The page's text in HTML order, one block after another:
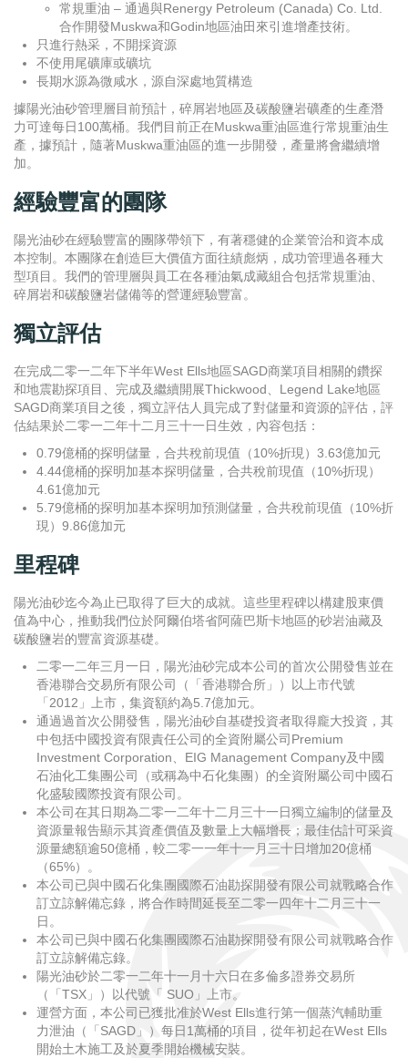
常規重油 – 通過與Renergy Petroleum (Canada) Co. Ltd.
合作開發Muskwa和Godin地區油田來引進增產技術。
只進行熱采，不開採資源
不使用尾礦庫或礦坑
長期水源為微咸水，源自深處地質構造
據陽光油砂管理層目前預計，碎屑岩地區及碳酸鹽岩礦產的生產潛
力可達每日100萬桶。我們目前正在Muskwa重油區進行常規重油生
產，據預計，隨著Muskwa重油區的進一步開發，產量將會繼續增
加。
經驗豐富的團隊
陽光油砂在經驗豐富的團隊帶領下，有著穩健的企業管治和資本成
本控制。本團隊在創造巨大價值方面往績彪炳，成功管理過各種大
型項目。我們的管理層與員工在各種油氣成藏組合包括常規重油、
碎屑岩和碳酸鹽岩儲備等的營運經驗豐富。
獨立評估
在完成二零一二年下半年West Ells地區SAGD商業項目相關的鑽探
和地震勘探項目、完成及繼續開展Thickwood、Legend Lake地區
SAGD商業項目之後，獨立評估人員完成了對儲量和資源的評估，評
估結果於二零一二年十二月三十一日生效，內容包括：
0.79億桶的探明儲量，合共稅前現值（10%折現）3.63億加元
4.44億桶的探明加基本探明儲量，合共稅前現值（10%折現）
4.61億加元
5.79億桶的探明加基本探明加預測儲量，合共稅前現值（10%折
現）9.86億加元
里程碑
陽光油砂迄今為止已取得了巨大的成就。這些里程碑以構建股東價
值為中心，推動我們位於阿爾伯塔省阿薩巴斯卡地區的砂岩油藏及
碳酸鹽岩的豐富資源基礎。
二零一二年三月一日，陽光油砂完成本公司的首次公開發售並在
香港聯合交易所有限公司（「香港聯合所」）以上市代號
「2012」上市，集資額約為5.7億加元。
通過過首次公開發售，陽光油砂自基礎投資者取得龐大投資，其
中包括中國投資有限責任公司的全資附屬公司Premium
Investment Corporation、EIG Management Company及中國
石油化工集團公司（或稱為中石化集團）的全資附屬公司中國石
化盛駿國際投資有限公司。
本公司在其日期為二零一二年十二月三十一日獨立編制的儲量及
資源量報告顯示其資產價值及數量上大幅增長；最佳估計可采資
源量總額逾50億桶，較二零一一年十一月三十日增加20億桶
（65%）。
本公司已與中國石化集團國際石油勘探開發有限公司就戰略合作
訂立諒解備忘錄，將合作時間延長至二零一四年十二月三十一
日。
本公司已與中國石化集團國際石油勘探開發有限公司就戰略合作
訂立諒解備忘錄。
陽光油砂於二零一二年十一月十六日在多倫多證券交易所
（「TSX」）以代號「 SUO」上市。
運營方面，本公司已獲批准於West Ells進行第一個蒸汽輔助重
力泄油（「SAGD」）每日1萬桶的項目，從年初起在West Ells
開始土木施工及於夏季開始機械安裝。